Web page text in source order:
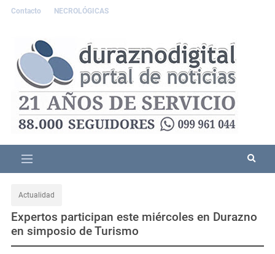
Contacto NECROLÓGICAS
Actualidad
Expertos participan este miércoles en Durazno
en simposio de Turismo